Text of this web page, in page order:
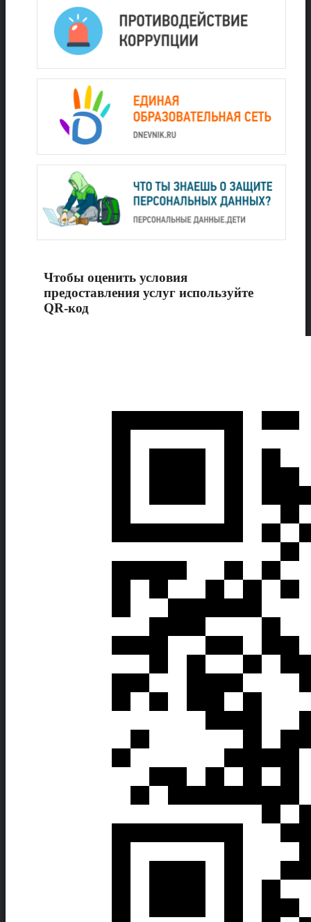
Чтобы оценить условия
предоставления услуг используйте
QR-код